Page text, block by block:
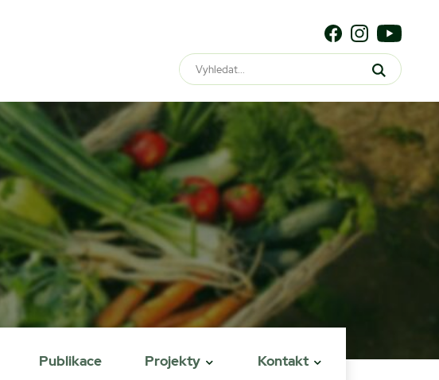
Publikace Projekty Kontakt